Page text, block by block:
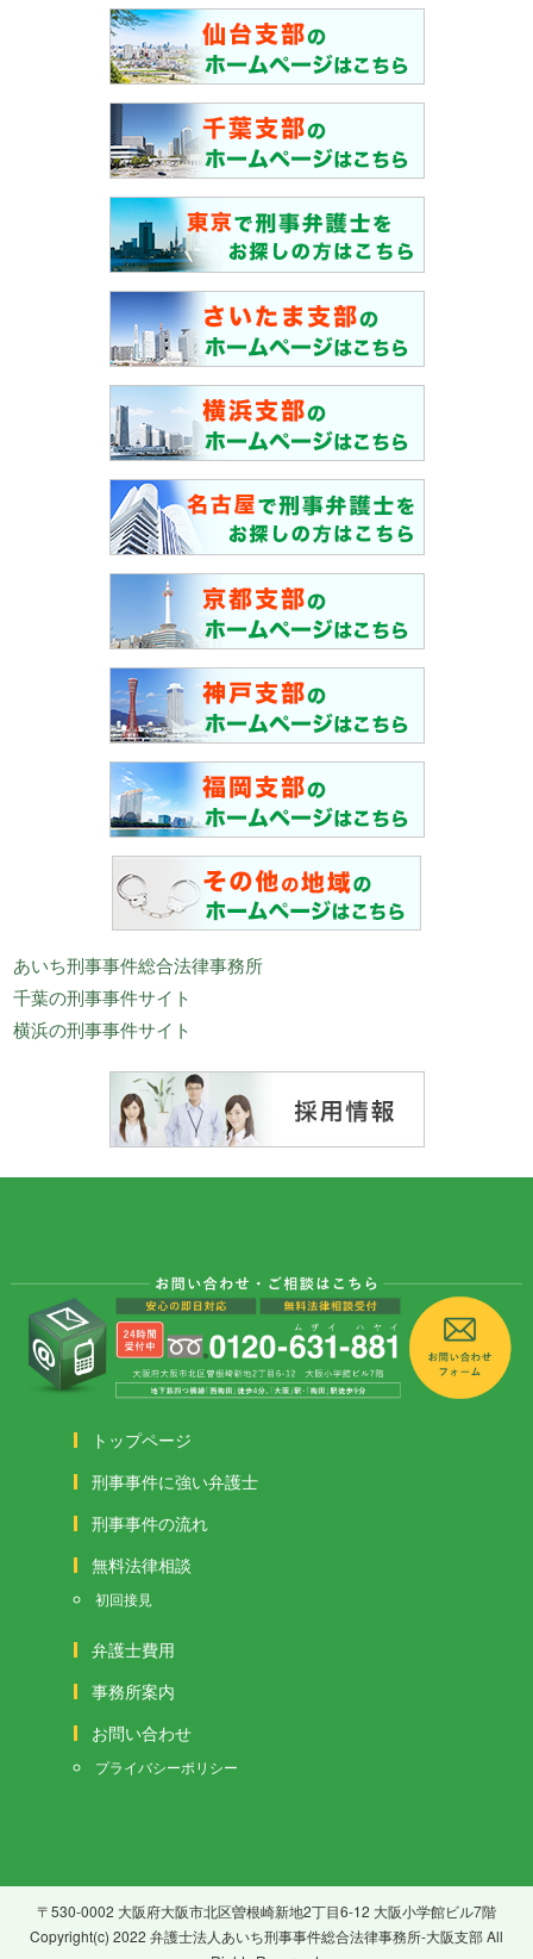
あいち刑事事件総合法律事務所
千葉の刑事事件サイト
横浜の刑事事件サイト
トップページ
刑事事件に強い弁護士
刑事事件の流れ
無料法律相談
初回接見
弁護士費用
事務所案内
お問い合わせ
プライバシーポリシー
〒530-0002 大阪府大阪市北区曽根崎新地2丁目6-12 大阪小学館ビル7階
Copyright(c) 2022 弁護士法人あいち刑事事件総合法律事務所-大阪支部 All